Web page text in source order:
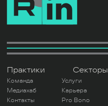
Практики Секторы
Команда Услуги
Медиахаб
Карьера
Контакты
Pro Bono